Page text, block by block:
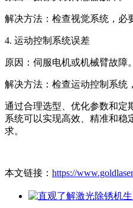
解决方法：检查视觉系统，必
4. 运动控制系统误差
原因：伺服电机或机械臂故障。
解决方法：检查运动控制系统
通过合理选型、优化参数和定
系统可以实现高效、精准和稳
求。
本文链接： https://